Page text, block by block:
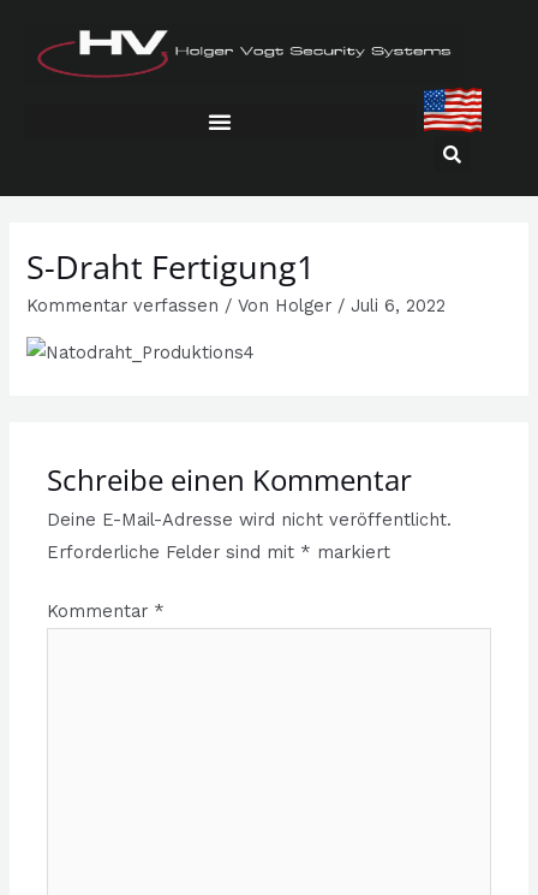
Inhalt
springen
S-Draht Fertigung1
Kommentar verfassen / Von Holger /Juli 6, 2022
Schreibe einen Kommentar
Deine E-Mail-Adresse wird nicht veröffentlicht.
Erforderliche Felder sind mit * markiert
Kommentar *